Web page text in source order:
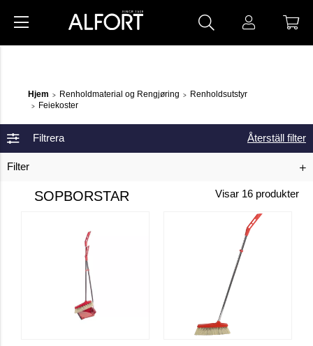
Hjem > Renholdmaterial og Rengjøring > Renholdsutstyr
> Feiekoster
Filtrera
Filter
Återställ filter
SOPBORSTAR Visar 16 produkter